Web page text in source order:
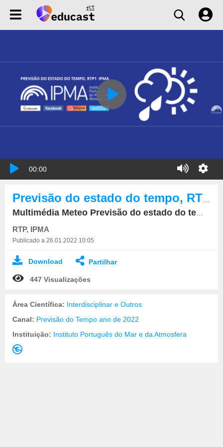
00:00
Multimédia Meteo Previsão do estado do tempo, RTP1, 26-01-2022, IPMA.
RTP, IPMA
Publicado a 26.01.2022 10:05
Download Partilhar
447 Visualizações
Área Científica: Interdisciplinar e Outros
Canal: Previsão do Tempo ano de 2022
Instituição: Instituto Português do Mar e da Atmosfera